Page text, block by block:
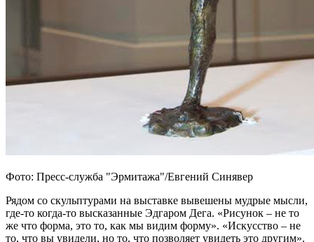
Фото: Пресс-служба "Эрмитажа"/Евгений Синявер
Рядом со скульптурами на выставке вывешены мудрые мысли,
где-то когда-то высказанные Эдгаром Дега. «Рисунок – не то
же что форма, это то, как мы видим форму». «Искусство – не
то, что вы увидели, но то, что позволяет увидеть это другим».